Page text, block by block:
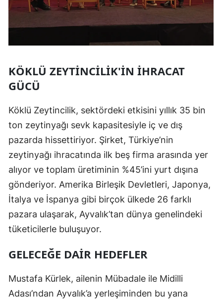
KÖKLÜ ZEYTINCILIK'IN İHRACAT
GÜCÜ
Köklü Zeytincilik, sektördeki etkisini yıllık 35 bin
ton zeytinyağı sevk kapasitesiyle iç ve dış
pazarda hissettiriyor. Şirket, Türkiye’nin
zeytinyağı ihracatında ilk beş firma arasında yer
alıyor ve toplam üretiminin %45’ini yurt dışına
gönderiyor. Amerika Birleşik Devletleri, Japonya,
İtalya ve İspanya gibi birçok ülkede 26 farklı
pazara ulaşarak, Ayvalık’tan dünya genelindeki
tüketicilerle buluşuyor.
GELECEĞE DAIR HEDEFLER
Mustafa Kürlek, ailenin Mübadale ile Midilli
Adası’ndan Ayvalık’a yerleşiminden bu yana